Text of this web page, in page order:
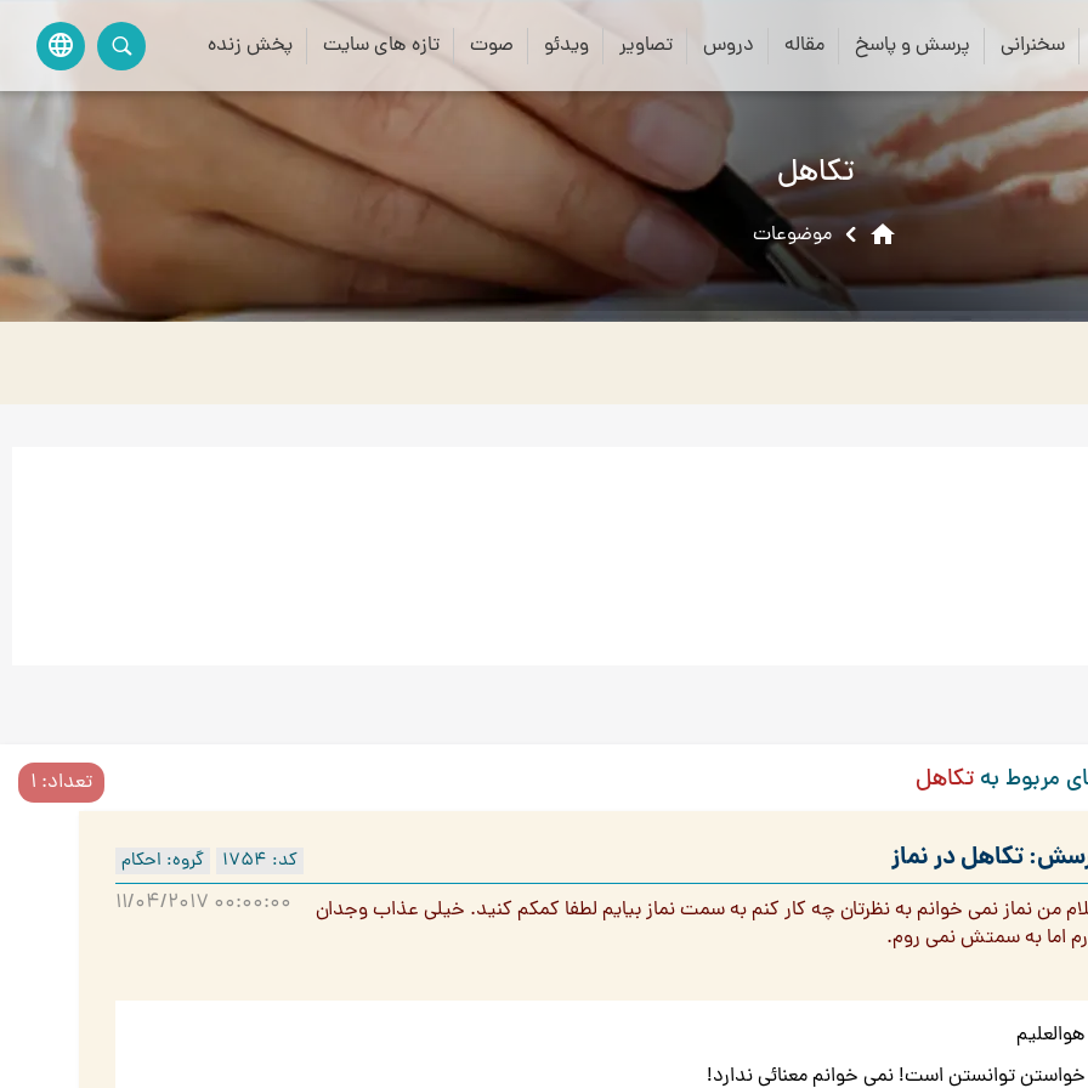
سخنرانی پرسش و پاسخ مقاله دروس تصاویر ویدئو صوت تازه های سایت پخش زنده language search
close
تکاهل
home موضوعات
مربوط به تکاهل تعداد: 1
تکاهل در نماز گروه: احکام کد: 1754
11/04/2017 00:00:00
من نماز نمی خوانم به نظرتان چه کار کنم به سمت نماز بیایم لطفا کمکم کنید. خیلی عذاب وجدان
اما به سمتش نمی روم.
هوالعلیم
خواستن توانستن است! نمی خوانم معنائی ندارد!